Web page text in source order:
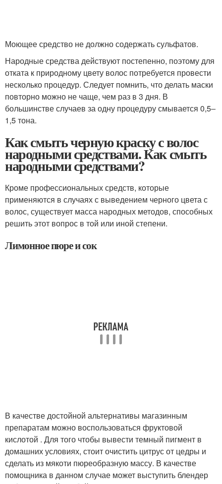
Моющее средство не должно содержать сульфатов.
Народные средства действуют постепенно, поэтому для
отката к природному цвету волос потребуется провести
несколько процедур. Следует помнить, что делать маски
повторно можно не чаще, чем раз в 3 дня. В
большинстве случаев за одну процедуру смывается 0,5‒
1,5 тона.
Как смыть черную краску с волос
народными средствами. Как смыть
народными средствами?
Кроме профессиональных средств, которые
применяются в случаях с выведением черного цвета с
волос, существует масса народных методов, способных
решить этот вопрос в той или иной степени.
Лимонное пюре и сок
В качестве достойной альтернативы магазинным
препаратам можно воспользоваться фруктовой
кислотой . Для того чтобы вывести темный пигмент в
домашних условиях, стоит очистить цитрус от цедры и
сделать из мякоти пюреобразную массу. В качестве
помощника в данном случае может выступить блендер